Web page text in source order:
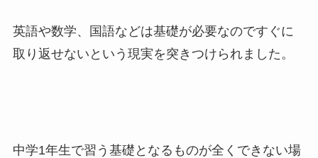
英語や数学、国語などは基礎が必要なのですぐに
取り返せないという現実を突きつけられました。
中学1年生で習う基礎となるものが全くできない場